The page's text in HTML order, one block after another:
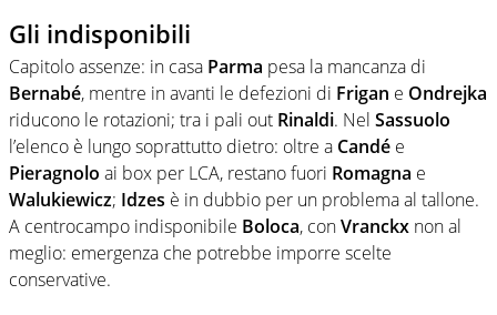
Gli indisponibili
Capitolo assenze: in casa Parma pesa la mancanza di
Bernabé, mentre in avanti le defezioni di Frigan e Ondrejka
riducono le rotazioni; tra i pali out Rinaldi. Nel Sassuolo
l’elenco è lungo soprattutto dietro: oltre a Candé e
Pieragnolo ai box per LCA, restano fuori Romagna e
Walukiewicz; Idzes è in dubbio per un problema al tallone.
A centrocampo indisponibile Boloca, conVranckx non al
meglio: emergenza che potrebbe imporre scelte
conservative.